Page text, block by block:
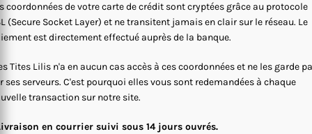
coordonnées de votre carte de crédit sont cryptées grâce au protocole
(Secure Socket Layer) et ne transitent jamais en clair sur le réseau. Le
est directement effectué auprès de la banque.
Tites Lilis n'a en aucun cas accès à ces coordonnées et ne les garde
ses serveurs. C'est pourquoi elles vous sont redemandées à chaque
transaction sur notre site.
en courrier suivi sous 14 jours ouvrés.